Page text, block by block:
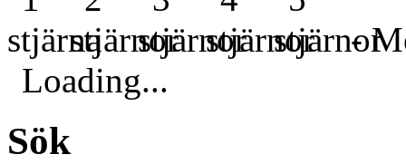
-
Loading...
Sök